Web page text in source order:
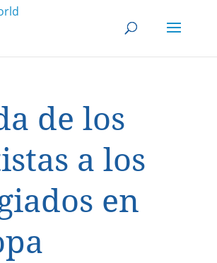
de los
a los
en